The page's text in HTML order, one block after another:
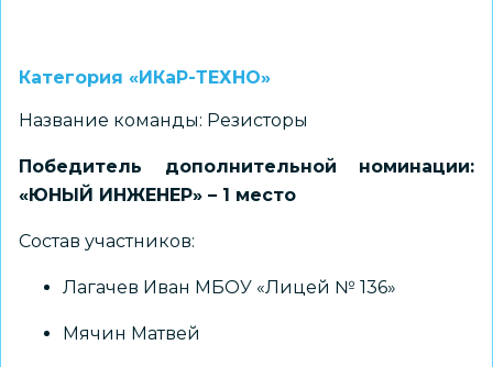
Категория «ИКаР-ТЕХНО»
Название команды: Резисторы
Победитель дополнительной номинации:
«ЮНЫЙ ИНЖЕНЕР» – 1 место
Состав участников:
Лагачев Иван МБОУ «Лицей № 136»
Мячин Матвей